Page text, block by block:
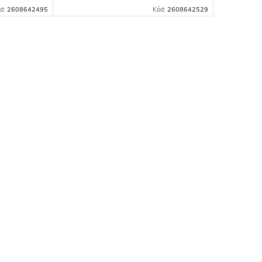
2608642495
dreva kapovacími, pokosovými
Kód: 2608642529